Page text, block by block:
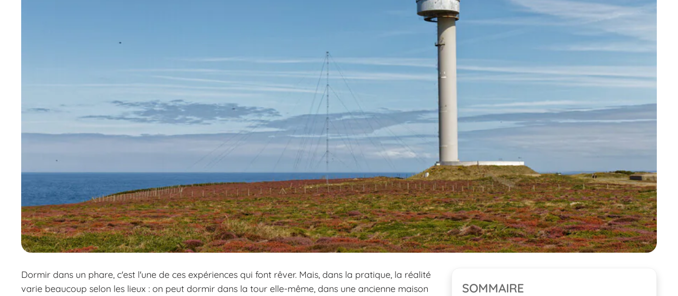
Dormir dans un phare, c'est l'une de ces expériences qui font rêver. Mais, dans la pratique, la réalité
varie beaucoup selon les lieux : on peut dormir dans la tour elle-même, dans une ancienne maison
SOMMAIRE